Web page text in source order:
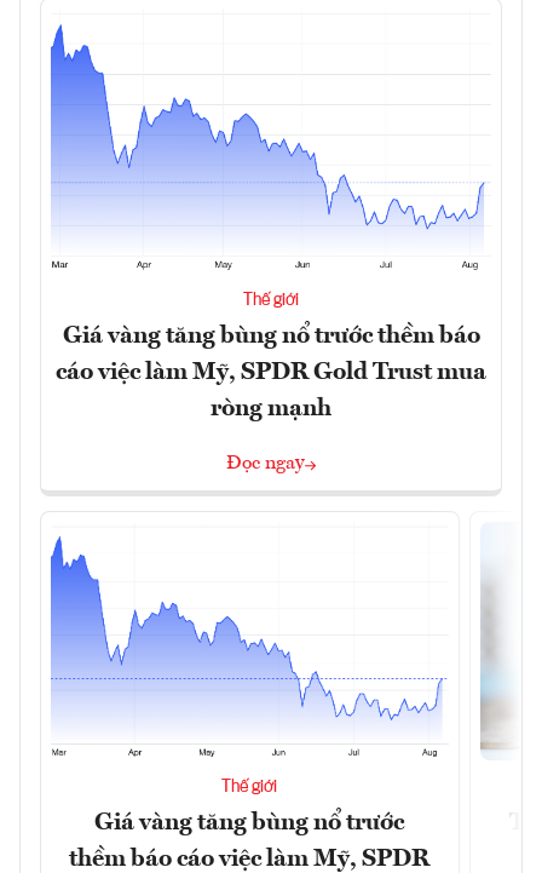
Thế giới
Giá vàng tăng bùng nổ trước thềm báo
cáo việc làm Mỹ, SPDR Gold Trust mua
ròng mạnh
Đọc ngay
Thế giới
Giá vàng tăng bùng nổ trước
thềm báo cáo việc làm Mỹ, SPDR